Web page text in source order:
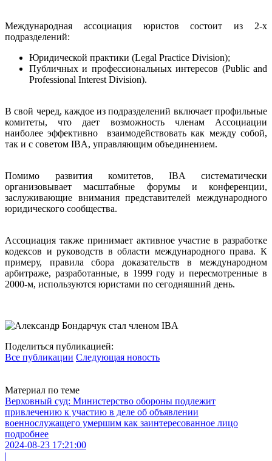
Международная ассоциация юристов состоит из 2-х
подразделений:
Юридической практики (Legal Practice Division);
Публичных и профессиональных интересов (Public and
Professional Interest Division).
В свой черед, каждое из подразделений включает профильные
комитеты, что дает возможность членам Ассоциации
наиболее эффективно взаимодействовать как между собой,
так и с советом IBA, управляющим объединением.
Помимо развития комитетов, IBA систематически
организовывает масштабные форумы и конференции,
заслуживающие внимания представителей международного
юридического сообщества.
Ассоциация также принимает активное участие в разработке
кодексов и руководств в области международного права. К
примеру, правила сбора доказательств в международном
арбитраже, разработанные, в 1999 году и пересмотренные в
2000-м, используются юристами по сегодняшний день.
Поделиться публикацией:
Все публикации Следующая новость
Материал по теме
Верховный суд: Министерство обороны подлежит
привлечению к участию в деле об объявлении
военнослужащего умершим как заинтересованное лицо
подробнее
2024-08-23 17:21:00
|